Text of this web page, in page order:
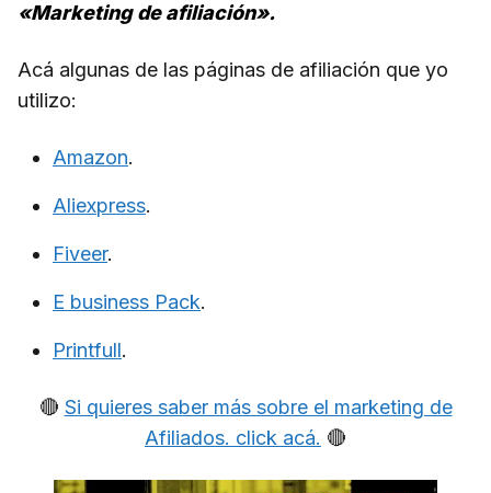
«Marketing de afiliación».
Acá algunas de las páginas de afiliación que yo
utilizo:
Amazon.
Aliexpress.
Fiveer.
E business Pack.
Printfull.
🔴 Si quieres saber más sobre el marketing de
Afiliados. click acá. 🔴